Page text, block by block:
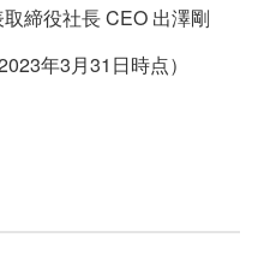
締役社長 CEO 出澤剛
年3月31日時点）